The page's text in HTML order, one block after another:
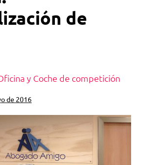
de
y Coche de competición
de 2016